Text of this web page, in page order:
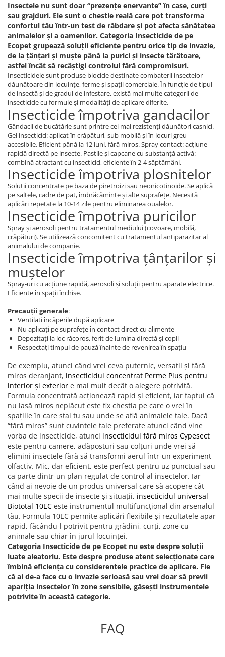
Insectele nu sunt doar “prezențe enervante” în case, curți
sau grajduri. Ele sunt o chestie reală care pot transforma
confortul tău într-un test de răbdare și pot afecta sănătatea
animalelor și a oamenilor. Categoria Insecticide de pe
Ecopet grupează soluții eficiente pentru orice tip de invazie,
de la țânțari și muște până la purici și insecte târâtoare,
astfel încât să recâștigi controlul fără compromisuri.
Insecticidele sunt produse biocide destinate combaterii insectelor
dăunătoare din locuințe, ferme și spații comerciale. În funcție de tipul
de insectă și de gradul de infestare, există mai multe categorii de
insecticide cu formule și modalități de aplicare diferite.
Insecticide împotriva gandacilor
Gândacii de bucătărie sunt printre cei mai rezistenți dăunători casnici.
Gel insecticid: aplicat în crăpături, sub mobilă și în locuri greu
accesibile. Eficient până la 12 luni, fără miros. Spray contact: acțiune
rapidă directă pe insecte. Pastile și capcane cu substanță activă:
combină atractant cu insecticid, eficiente în 2-4 săptămâni.
Insecticide împotriva plosnitelor
Soluții concentrate pe baza de piretroizi sau neonicotinoide. Se aplică
pe saltele, cadre de pat, îmbrăcăminte și alte suprafețe. Necesită
aplicări repetate la 10-14 zile pentru eliminarea oualelor.
Insecticide împotriva puricilor
Spray și aerosoli pentru tratamentul mediului (covoare, mobilă,
crăpături). Se utilizează concomitent cu tratamentul antiparazitar al
animalului de companie.
Insecticide împotriva țânțarilor și
muștelor
Spray-uri cu acțiune rapidă, aerosoli și soluții pentru aparate electrice.
Eficiente în spații închise.
Precauții generale:
Ventilati încăperile după aplicare
Nu aplicați pe suprafețe în contact direct cu alimente
Depozitați la loc răcoros, ferit de lumina directă și copii
Respectați timpul de pauză înainte de revenirea în spațiu
De exemplu, atunci când vrei ceva puternic, versatil și fără
miros deranjant, insecticidul concentrat Perme Plus pentru
interior și exterior e mai mult decât o alegere potrivită.
Formula concentrată acționează rapid și eficient, iar faptul că
nu lasă miros neplăcut este fix chestia pe care o vrei în
spațiile în care stai tu sau unde se află animalele tale. Dacă
“fără miros” sunt cuvintele tale preferate atunci când vine
vorba de insecticide, atunci insecticidul fără miros Cypesect
este pentru camere, adăposturi sau colțuri unde vrei să
elimini insectele fără să transformi aerul într-un experiment
olfactiv. Mic, dar eficient, este perfect pentru uz punctual sau
ca parte dintr-un plan regulat de control al insectelor. Iar
când ai nevoie de un produs universal care să acopere cât
mai multe specii de insecte și situații, insecticidul universal
Biototal 10EC este instrumentul multifuncțional din arsenalul
tău. Formula 10EC permite aplicări flexibile și rezultatele apar
rapid, făcându-l potrivit pentru grădini, curți, zone cu
animale sau chiar în jurul locuinței.
Categoria Insecticide de pe Ecopet nu este despre soluții
luate aleatoriu. Este despre produse atent selecționate care
îmbină eficiența cu considerentele practice de aplicare. Fie
că ai de-a face cu o invazie serioasă sau vrei doar să previi
apariția insectelor în zone sensibile, găsești instrumentele
potrivite în această categorie.
FAQ